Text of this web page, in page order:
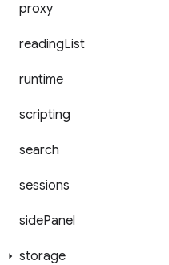
proxy
readingList
runtime
scripting
search
sessions
sidePanel
storage